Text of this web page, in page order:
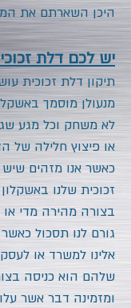
היכן השארתם את
יש לכם דלת
תיקון דלת זכוכית
מנעולן מוסמך
לא משחק וכל מגע
או פיצוץ חלילה של
כאשר אנו מזהים
זכוכית שלנו
בצורה מהירה מדי
גורם לנו תסכול
אלינו למשרד או
שלהם הוא כניסה
ומזמינה דבר אשר